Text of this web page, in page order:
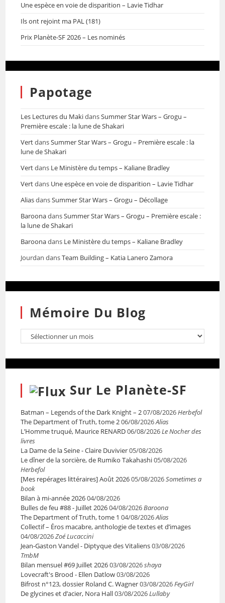
Une espèce en voie de disparition – Lavie Tidhar
Ils ont rejoint ma PAL (181)
Prix Planète-SF 2026 – Les nominés
Papotage
Les Lectures du MakidansSummer Star Wars – Grogu –
Première escale : la lune de Shakari
VertdansSummer Star Wars – Grogu – Première escale : la
lune de Shakari
Vertdans Le Ministère du temps – Kaliane Bradley
Vertdans Une espèce en voie de disparition – Lavie Tidhar
AliasdansSummer Star Wars – Grogu – Décollage
BaroonadansSummer Star Wars – Grogu – Première escale :
la lune de Shakari
Baroonadans Le Ministère du temps – Kaliane Bradley
Jourdan dansTeam Building – Katia Lanero Zamora
Mémoire Du Blog
Sur Le Planète-SF
Batman – Legends of the Dark Knight – 207/08/2026Herbefol
The Department of Truth, tome 206/08/2026Alias
L’Homme truqué, Maurice RENARD06/08/2026Le Nocher des
livres
La Dame de la Seine - Claire Duvivier05/08/2026
Le dîner de la sorcière, de Rumiko Takahashi05/08/2026
Herbefol
[Mes repérages littéraires] Août 202605/08/2026Sometimes a
book
Bilan à mi-année 202604/08/2026
Bulles de feu #88 - Juillet 202604/08/2026Baroona
The Department of Truth, tome 1 04/08/2026Alias
Collectif – Éros macabre, anthologie de textes et d’images
04/08/2026Zoé Lucaccini
Jean-Gaston Vandel - Diptyque des Vitaliens03/08/2026
TmbM
Bilan mensuel #69 Juillet 202603/08/2026shaya
Lovecraft's Brood - Ellen Datlow03/08/2026
Bifrost n°123, dossier Roland C. Wagner03/08/2026FeyGirl
De glycines et d’acier, Nora Hall03/08/2026Lullaby